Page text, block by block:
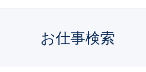
お仕事検索